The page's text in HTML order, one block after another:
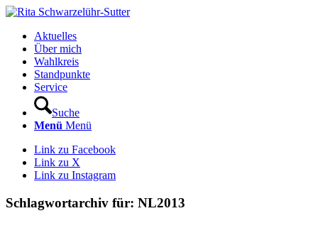
Aktuelles
Über mich
Wahlkreis
Standpunkte
Service
Suche
Menü Menü
Link zu Facebook
Link zu X
Link zu Instagram
Schlagwortarchiv für: NL2013